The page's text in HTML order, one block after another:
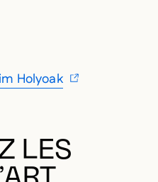
Holyoak
LES